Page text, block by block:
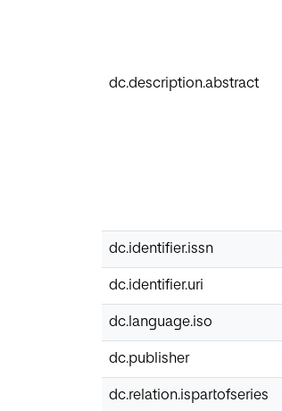
dc.description.abstract
dc.identifier.issn
dc.identifier.uri
dc.language.iso
dc.publisher
dc.relation.ispartofseries